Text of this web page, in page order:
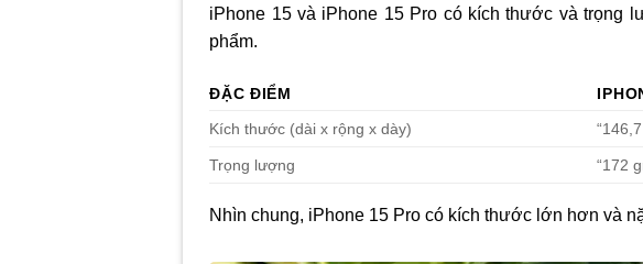
iPhone 15 và iPhone 15 Pro có kích thước và trọng
phẩm.
ĐẶC ĐIỂM
Kích thước (dài x rộng x dày)
Trọng lượng “172
Nhìn chung, iPhone 15 Pro có kích thước lớn hơn và